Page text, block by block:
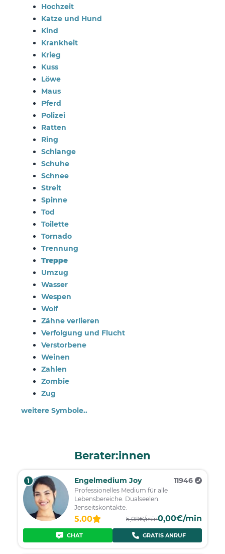
Hochzeit
Katze und Hund
Kind
Krankheit
Krieg
Kuss
Löwe
Maus
Pferd
Polizei
Ratten
Ring
Schlange
Schuhe
Schnee
Streit
Spinne
Tod
Toilette
Tornado
Trennung
Treppe
Umzug
Wasser
Wespen
Wolf
Zähne verlieren
Verfolgung und Flucht
Verstorbene
Weinen
Zahlen
Zombie
Zug
weitere Symbole..
Berater:innen
1 Engelmedium Joy 11946
Professionelles Medium für alle
Lebensbereiche. Dualseelen.
Jenseitskontakte.
5.00 5,08€/min0,00€/min
CHAT GRATIS ANRUF